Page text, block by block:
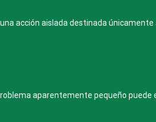
acción aislada destinada únicamente
aparentemente pequeño puede